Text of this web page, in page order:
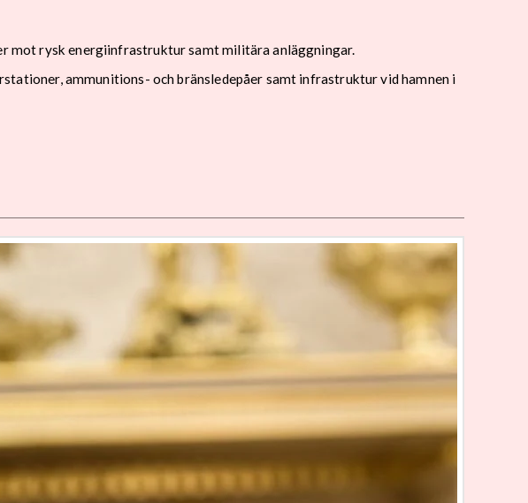
mot rysk energiinfrastruktur samt militära anläggningar.
ammunitions- och bränsledepåer samt infrastruktur vid hamnen i